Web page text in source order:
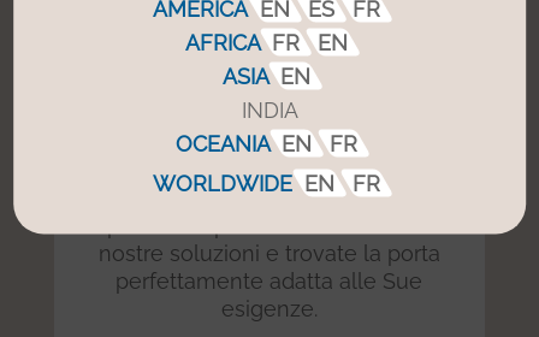
automatica giusta per le
Sue esigenze?
Dal meccanismo di azionamento alle
ante, senza dimenticare gli involucri,
le opzioni e i comandi, le diverse
configurazioni, l’installazione e la
manutenzione…
nostre soluzioni e trovate la porta
perfettamente adatta alle Sue
esigenze.
AMERICA EN ES
FR
AFRICA FR
EN
ASIA EN
INDIA
OCEANIA EN
FR
WORLDWIDE EN FR